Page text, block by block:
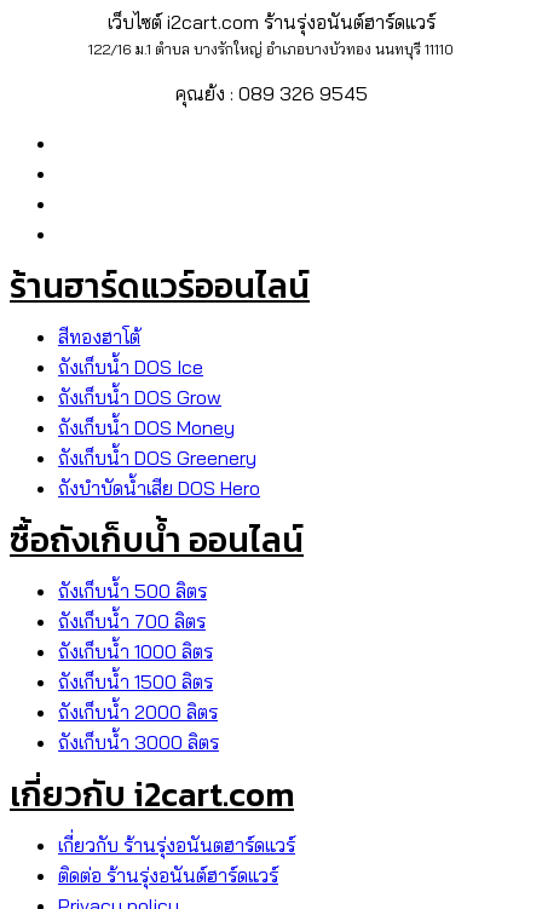
เว็บไซต์ i2cart.com ร้านรุ่งอนันต์ฮาร์ดแวร์
122/16 ม.1 ตำบล บางรักใหญ่ อำเภอบางบัวทอง นนทบุรี 11110
คุณย้ง : 089 326 9545
ร้านฮาร์ดแวร์ออนไลน์
สีทองฮาโต้
ถังเก็บน้ำ DOS Ice
ถังเก็บน้ำ DOS Grow
ถังเก็บน้ำ DOS Money
ถังเก็บน้ำ DOS Greenery
ถังบำบัดน้ำเสีย DOS Hero
ซื้อถังเก็บน้ำ ออนไลน์
ถังเก็บน้ำ 500 ลิตร
ถังเก็บน้ำ 700 ลิตร
ถังเก็บน้ำ 1000 ลิตร
ถังเก็บน้ำ 1500 ลิตร
ถังเก็บน้ำ 2000 ลิตร
ถังเก็บน้ำ 3000 ลิตร
เกี่ยวกับ i2cart.com
เกี่ยวกับ ร้านรุ่งอนันตฮาร์ดแวร์
ติดต่อ ร้านรุ่งอนันต์ฮาร์ดแวร์